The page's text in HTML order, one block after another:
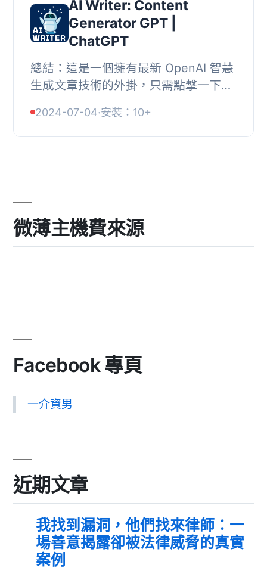
AI Writer: Content
Generator GPT |
ChatGPT
總結：這是一個擁有最新 OpenAI 智慧
生成文章技術的外掛，只需點擊一下，
單、快速，能夠節省時間和提高效率。,
, 問題與答...
2024-07-04·安裝：10+
微薄主機費來源
Facebook 專頁
一介資男
近期文章
我找到漏洞，他們找來律師：一
場善意揭露卻被法律威脅的真實
案例